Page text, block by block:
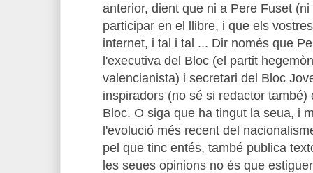
anterior, dient que ni a Pere Fuset
participar en el llibre, i que els
internet, i tal i tal ... Dir només que
l'executiva del Bloc (el partit
valencianista) i secretari del Bloc
inspiradors (no sé si redactor
Bloc. O siga que ha tingut la seua, i
l'evolució més recent del
pel que tinc entés, també publica
les seues opinions no és que